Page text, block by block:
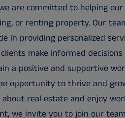
are committed to helping
or renting property. Our
in providing personalized
make informed decisions
a positive and supportive
opportunity to thrive and
real estate and enjoy
we invite you to join our